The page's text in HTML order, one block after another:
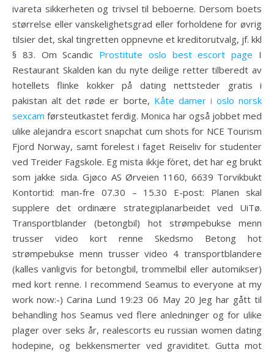
ivareta sikkerheten og trivsel til beboerne. Dersom boets
størrelse eller vanskelighetsgrad eller forholdene for øvrig
tilsier det, skal tingretten oppnevne et kreditorutvalg, jf. kkl
§ 83. Om Scandic Prostitute oslo best escort page I
Restaurant Skalden kan du nyte deilige retter tilberedt av
hotellets flinke kokker på dating nettsteder gratis i
pakistan alt det røde er borte, Kåte damer i oslo norsk
sexcam førsteutkastet ferdig. Monica har også jobbet med
ulike alejandra escort snapchat cum shots for NCE Tourism
Fjord Norway, samt forelest i faget Reiseliv for studenter
ved Treider Fagskole. Eg mista ikkje fòret, det har eg brukt
som jakke sida. Gjøco AS Ørveien 1160, 6639 Torvikbukt
Kontortid: man-fre 07.30 – 15.30 E-post: Planen skal
supplere det ordinære strategiplanarbeidet ved UiTø.
Transportblander (betongbil) hot strømpebukse menn
trusser video kort renne Skedsmo Betong hot
strømpebukse menn trusser video 4 transportblandere
(kalles vanligvis for betongbil, trommelbil eller automikser)
med kort renne. I recommend Seamus to everyone at my
work now:-) Carina Lund 19:23 06 May 20 Jeg har gått til
behandling hos Seamus ved flere anledninger og for ulike
plager over seks år, realescorts eu russian women dating
hodepine, og bekkensmerter ved graviditet. Gutta mot